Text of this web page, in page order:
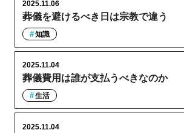
葬儀を避けるべき日は宗教で違う
2025.11.06
知識
葬儀費用は誰が支払うべきなのか
2025.11.04
生活
2025.11.04